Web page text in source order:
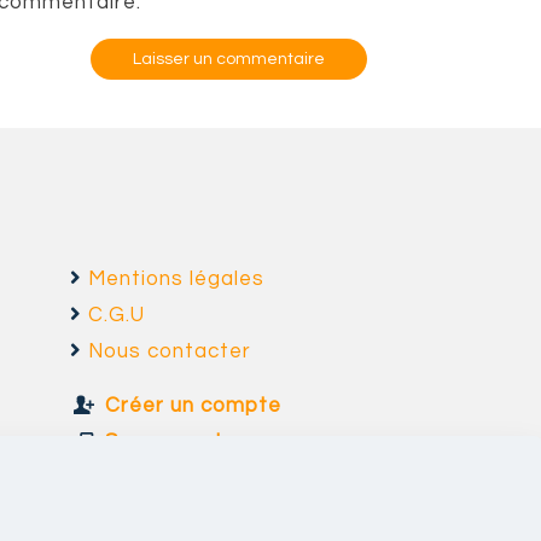
Mentions légales
C.G.U
Nous contacter
Créer un compte
Se connecter